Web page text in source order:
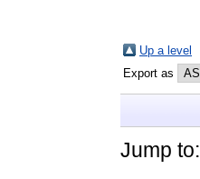
Up a level
Export as
Jump to: